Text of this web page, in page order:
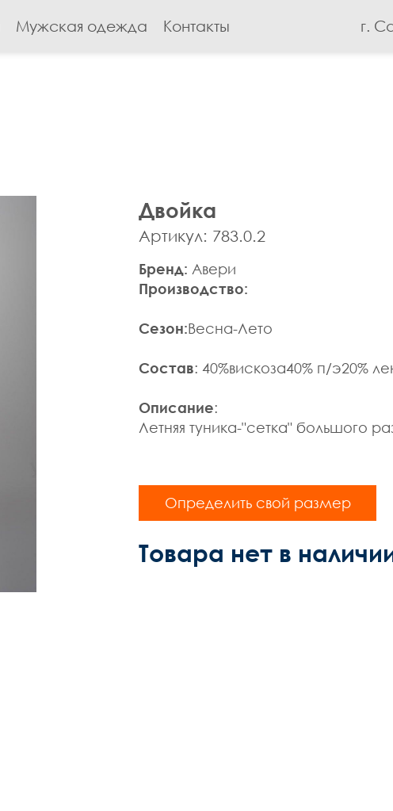
г.
Мужская одежда Контакты
Двойка
Артикул: 783.0.2
Бренд: Авери
Производство:
Сезон:Весна-Лето
Состав: 40%вискоза40% п/э20%
Описание:
Летняя туника-"сетка" большого
Определить свой размер
Товара нет в